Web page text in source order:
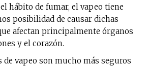
hábito de fumar, el vapeo tiene
posibilidad de causar dichas
afectan principalmente órganos
y el corazón.
vapeo son mucho más seguros